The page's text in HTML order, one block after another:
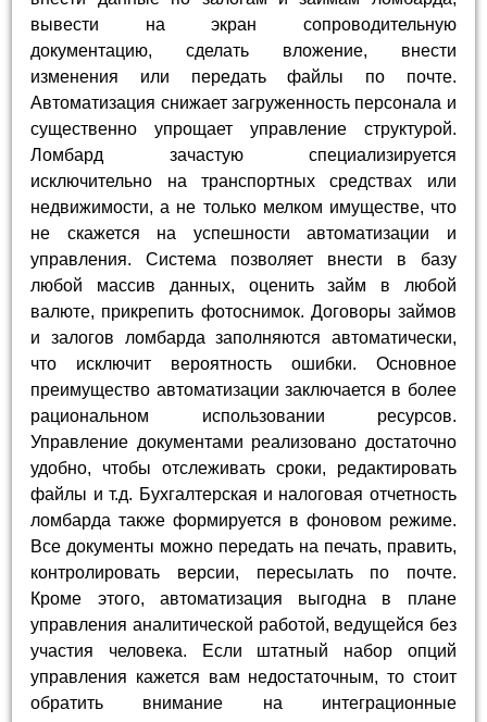
вывести на экран сопроводительную
документацию, сделать вложение, внести
изменения или передать файлы по почте.
Автоматизация снижает загруженность персонала и
существенно упрощает управление структурой.
Ломбард зачастую специализируется
исключительно на транспортных средствах или
недвижимости, а не только мелком имуществе, что
не скажется на успешности автоматизации и
управления. Система позволяет внести в базу
любой массив данных, оценить займ в любой
валюте, прикрепить фотоснимок. Договоры займов
и залогов ломбарда заполняются автоматически,
что исключит вероятность ошибки. Основное
преимущество автоматизации заключается в более
рациональном использовании ресурсов.
Управление документами реализовано достаточно
удобно, чтобы отслеживать сроки, редактировать
файлы и т.д. Бухгалтерская и налоговая отчетность
ломбарда также формируется в фоновом режиме.
Все документы можно передать на печать, править,
контролировать версии, пересылать по почте.
Кроме этого, автоматизация выгодна в плане
управления аналитической работой, ведущейся без
участия человека. Если штатный набор опций
управления кажется вам недостаточным, то стоит
обратить внимание на интеграционные